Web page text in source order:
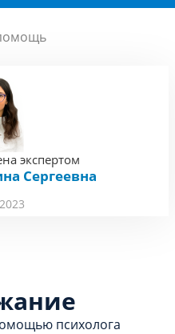
экспертом
Сергеевна
психолога